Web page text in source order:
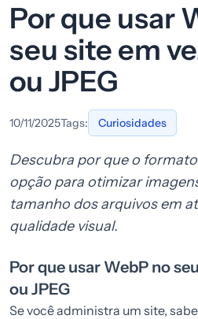
Por que usar
seu site em
ou JPEG
10/11/2025Tags: Curiosidades
Descubra por que o
opção para otimizar
tamanho dos arquivos em
qualidade visual.
Por que usar WebP no
ou JPEG
Se você administra um site,